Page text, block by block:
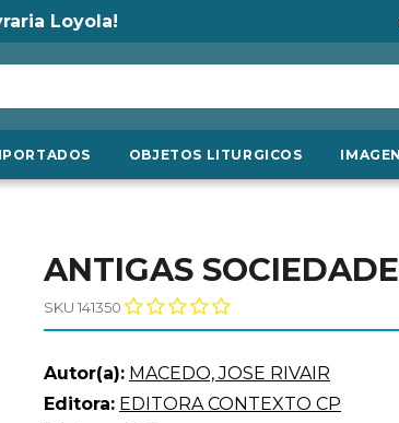
Loyola!
OBJETOS LITURGICOS
ANTIGAS
SKU 141350
Autor(a): MACEDO, JOSE RIVAIR
Editora: EDITORA CONTEXTO CP